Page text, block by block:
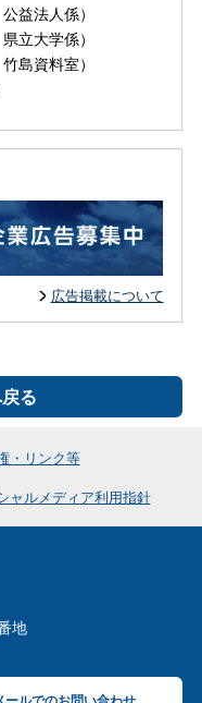
法人係）
大学係）
資料室）
広告掲載について
る
・リンク等
ャルメディア利用指針
地